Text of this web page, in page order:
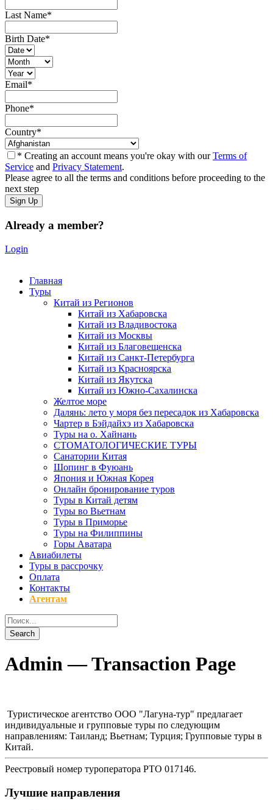
Last Name*
Birth Date*
Email*
Phone*
Country*
* Creating an account means you're okay with ourTerms of
Service and Privacy Statement.
Please agree to all the terms and conditions before proceeding to the
next step
Already a member?
Login
Главная
Туры
Китай из Регионов
Китай из Хабаровска
Китай из Владивостока
Китай из Москвы
Китай из Благовещенска
Китай из Санкт-Петербурга
Китай из Красноярска
Китай из Якутска
Китай из Южно-Сахалинска
Желтое море
Далянь: лето у моря без пересадок из Хабаровска
Чартер в Бэйдайхэ из Хабаровска
Туры на о. Хайнань
СТОМАТОЛОГИЧЕСКИЕ ТУРЫ
Санатории Китая
Шопинг в Фуюань
Япония и Южная Корея
Онлайн бронирование туров
Туры в Китай детям
Туры во Вьетнам
Туры в Приморье
Туры на Филиппины
Горы Аватара
Авиабилеты
Туры в рассрочку
Оплата
Контакты
Агентам
Admin — Transaction Page
Туристическое агентство ООО "Лагуна-тур" предлагает
индивидуальные и групповые туры по следующим
направлениям: Таиланд; Вьетнам; Турция; Групповые туры в
Китай.
Реестровый номер туроператора РТО 017146.
Лучшие направления